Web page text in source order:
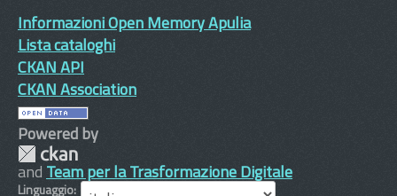
Informazioni Open Memory Apulia
Lista cataloghi
CKAN API
CKAN Association
Powered by
and Team per la Trasformazione Digitale
Linguaggio